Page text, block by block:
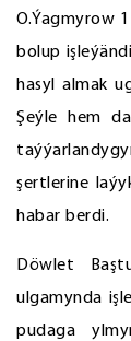
O.Ýagmyrow
bolup
hasyl almak
Şeýle hem
şertlerine
habar berdi.
Döwlet
ulgamynda
pudaga